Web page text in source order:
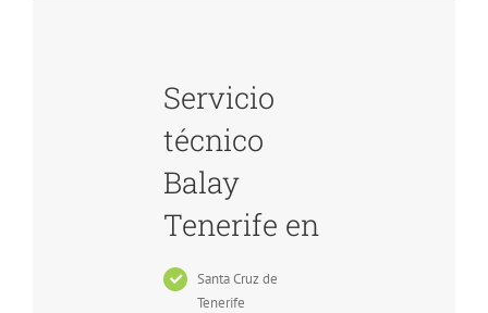
Servicio
técnico
Balay
Tenerife en
Santa Cruz de
Tenerife